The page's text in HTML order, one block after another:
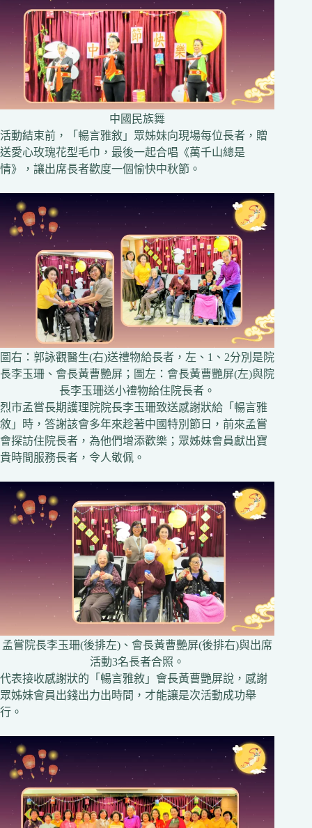
中國民族舞
活動結束前，「暢言雅敘」眾姊妹向現場每位長者，贈
送愛心玫瑰花型毛巾，最後一起合唱《萬千山總是
情》，讓出席長者歡度一個愉快中秋節。
圖右：郭詠觀醫生(右)送禮物給長者，左、1、2分別是院
長李玉珊、會長黃曹艷屏；圖左：會長黃曹艷屏(左)與院
長李玉珊送小禮物給住院長者。
烈市孟嘗長期護理院院長李玉珊致送感謝狀給「暢言雅
敘」時，答謝該會多年來趁著中國特別節日，前來孟嘗
會探訪住院長者，為他們增添歡樂；眾姊妹會員獻出寶
貴時間服務長者，令人敬佩。
孟嘗院長李玉珊(後排左)、會長黃曹艷屏(後排右)與出席
活動3名長者合照。
代表接收感謝狀的「暢言雅敘」會長黃曹艷屏說，感謝
眾姊妹會員出錢出力出時間，才能讓是次活動成功舉
行。